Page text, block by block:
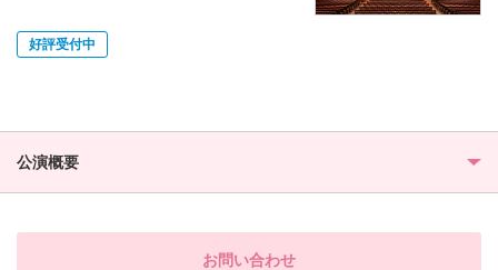
好評受付中
公演概要
お問い合わせ